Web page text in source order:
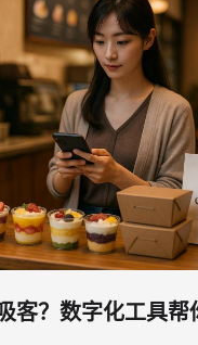
客？数字化工具帮